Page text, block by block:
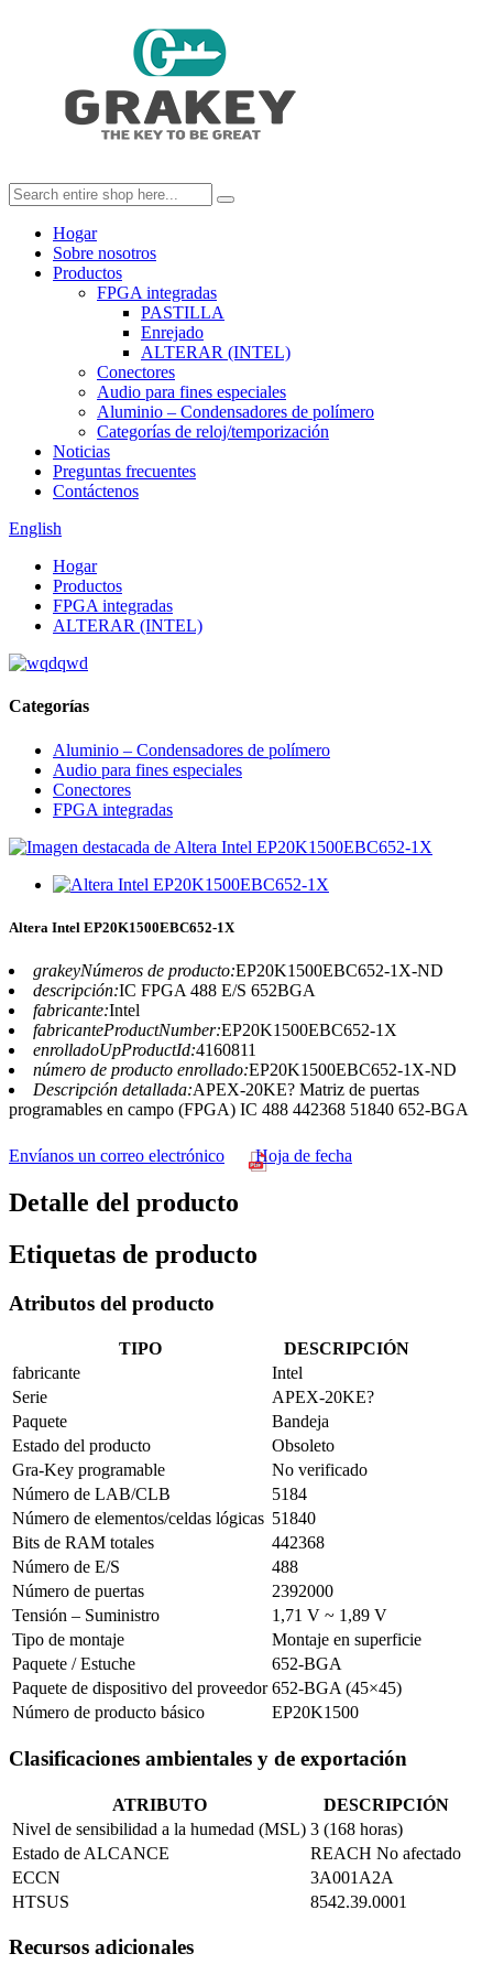
Hogar
Sobre nosotros
Productos
FPGA integradas
PASTILLA
Enrejado
ALTERAR (INTEL)
Conectores
Audio para fines especiales
Aluminio – Condensadores de polímero
Categorías de reloj/temporización
Noticias
Preguntas frecuentes
Contáctenos
English
Hogar
Productos
FPGA integradas
ALTERAR (INTEL)
Categorías
Aluminio – Condensadores de polímero
Audio para fines especiales
Conectores
FPGA integradas
Altera Intel EP20K1500EBC652-1X
grakeyNúmeros de producto:EP20K1500EBC652-1X-ND
descripción:IC FPGA 488 E/S 652BGA
fabricante:Intel
fabricanteProductNumber:EP20K1500EBC652-1X
enrolladoUpProductId:4160811
número de producto enrollado:EP20K1500EBC652-1X-ND
Descripción detallada:APEX-20KE? Matriz de puertas
programables en campo (FPGA) IC 488 442368 51840 652-BGA
Envíanos un correo electrónico Hoja de fecha
Detalle del producto
Etiquetas de producto
Atributos del producto
TIPO
DESCRIPCIÓN
fabricante
Intel
Serie
APEX-20KE?
Paquete
Bandeja
Estado del producto
Obsoleto
Gra-Key programable
No verificado
Número de LAB/CLB
5184
Número de elementos/celdas lógicas 51840
Bits de RAM totales
442368
Número de E/S
488
Número de puertas
2392000
Tensión – Suministro
1,71 V ~ 1,89 V
Tipo de montaje
Montaje en superficie
Paquete / Estuche
652-BGA
Paquete de dispositivo del proveedor 652-BGA (45×45)
Número de producto básico
EP20K1500
Clasificaciones ambientales y de exportación
ATRIBUTO
DESCRIPCIÓN
Nivel de sensibilidad a la humedad (MSL) 3 (168 horas)
Estado de ALCANCE
REACH No afectado
ECCN
3A001A2A
HTSUS
8542.39.0001
Recursos adicionales